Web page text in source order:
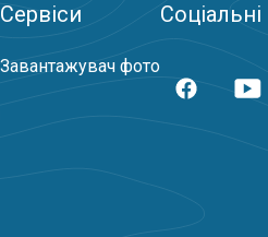
Сервіси
Завантажувач фото